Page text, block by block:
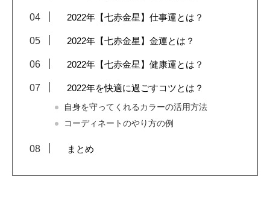
2022年【七赤金星】仕事運とは？
2022年【七赤金星】金運とは？
2022年【七赤金星】健康運とは？
2022年を快適に過ごすコツとは？
自身を守ってくれるカラーの活用方法
コーディネートのやり方の例
まとめ